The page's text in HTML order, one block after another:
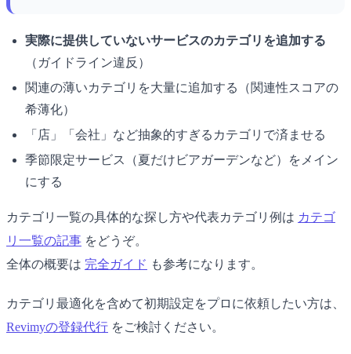
実際に提供していないサービスのカテゴリを追加する
（ガイドライン違反）
関連の薄いカテゴリを大量に追加する（関連性スコアの
希薄化）
「店」「会社」など抽象的すぎるカテゴリで済ませる
季節限定サービス（夏だけビアガーデンなど）をメイン
にする
カテゴリ一覧の具体的な探し方や代表カテゴリ例は カテゴ
リ一覧の記事 をどうぞ。
全体の概要は 完全ガイド も参考になります。
カテゴリ最適化を含めて初期設定をプロに依頼したい方は、
Revimyの登録代行 をご検討ください。